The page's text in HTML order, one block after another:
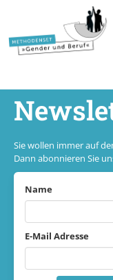
Sie wollen immer auf
Dann abonnieren Sie
Name
E-Mail Adresse